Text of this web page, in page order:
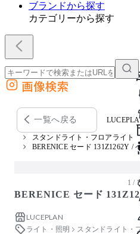
ブランドから探す
カテゴリーから探す
外部サイトの商品をカートに追加
他のサイトで見つけた商品ページのURLを貼り付け
画像検索
一覧へ戻る
スタンドライト・フロアライト
BERENICE セード 131Z1262Y /
1 / 1
BERENICE セード
LUCEPLAN
ライト・照明
スタンドライト・